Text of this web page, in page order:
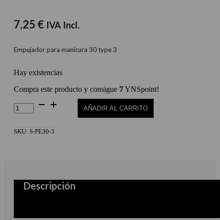
7,25 € IVA Incl.
Empujador para manicura 30 type 3
Hay existencias
Compra este producto y consigue 7YNSpoint!
Empujador
para
30
AÑADIR AL CARRITO
SKU: S-PE30-3
Descripción